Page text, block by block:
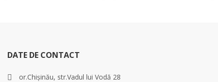
DATE DE CONTACT
or.Chișinău, str.Vadul lui Vodă 28